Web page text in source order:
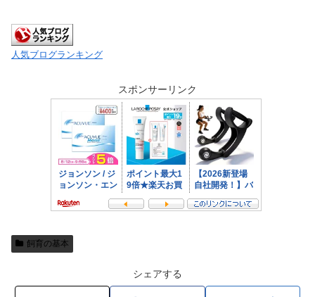
人気ブログランキング
スポンサーリンク
飼育の基本
シェアする